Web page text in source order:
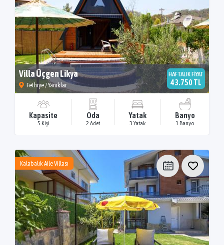
Villa Üçgen Likya
Fethiye / Yanıklar
HAFTALIK FİYAT
43.750 TL
Kapasite
5 Kişi
Oda
2 Adet
Yatak
3 Yatak
Banyo
1 Banyo
Kalabalık Aile Villası